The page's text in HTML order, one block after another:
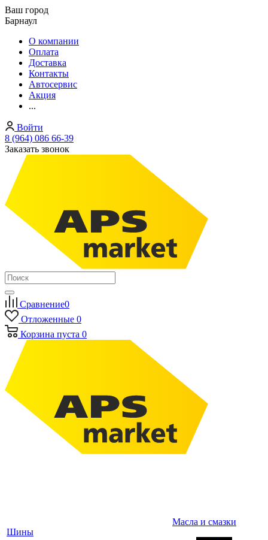
Ваш город
Барнаул
О компании
Оплата
Доставка
Контакты
Автосервис
Акция
...
Войти
8 (964) 086 66-39
Заказать звонок
Сравнение0
Отложенные 0
Корзина пуста 0
Шины
Масла и смазки